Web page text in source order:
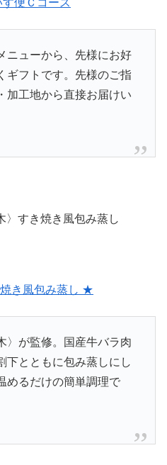
便Ｃコース
ニューから、先様にお好
ギフトです。先様のご指
加工地から直接お届けい
〉すき焼き風包み蒸し
き風包み蒸し ★
〉が監修。国産牛バラ肉
下とともに包み蒸しにし
めるだけの簡単調理で